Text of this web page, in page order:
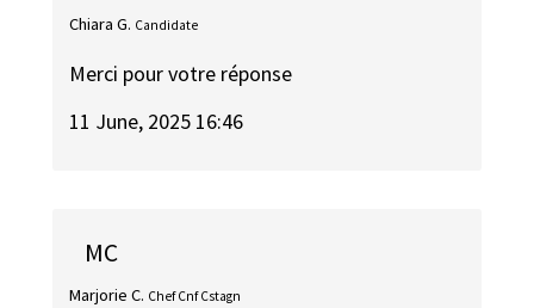
Chiara G. Candidate
Merci pour votre réponse
11 June, 2025 16:46
MC
Marjorie C. Chef Cnf Cstagn